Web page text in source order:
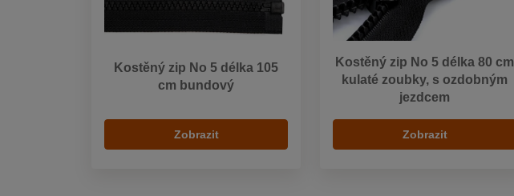
Kostěný zip No 5 délka 105
cm bundový
Zobrazit
Kostěný zip No 5 délka 80 cm
kulaté zoubky, s ozdobným
jezdcem
Zobrazit